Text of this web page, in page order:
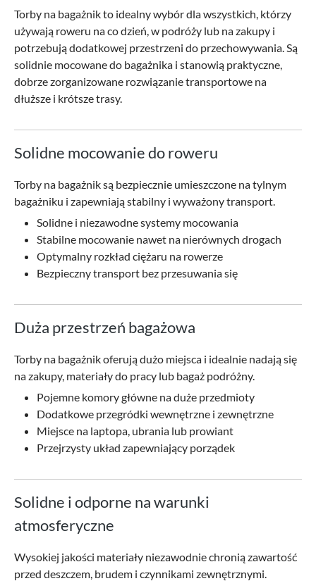
Torby na bagażnik to idealny wybór dla wszystkich, którzy
używają roweru na co dzień, w podróży lub na zakupy i
potrzebują dodatkowej przestrzeni do przechowywania. Są
solidnie mocowane do bagażnika i stanowią praktyczne,
dobrze zorganizowane rozwiązanie transportowe na
dłuższe i krótsze trasy.
Solidne mocowanie do roweru
Torby na bagażnik są bezpiecznie umieszczone na tylnym
bagażniku i zapewniają stabilny i wyważony transport.
Solidne i niezawodne systemy mocowania
Stabilne mocowanie nawet na nierównych drogach
Optymalny rozkład ciężaru na rowerze
Bezpieczny transport bez przesuwania się
Duża przestrzeń bagażowa
Torby na bagażnik oferują dużo miejsca i idealnie nadają się
na zakupy, materiały do pracy lub bagaż podróżny.
Pojemne komory główne na duże przedmioty
Dodatkowe przegródki wewnętrzne i zewnętrzne
Miejsce na laptopa, ubrania lub prowiant
Przejrzysty układ zapewniający porządek
Solidne i odporne na warunki
atmosferyczne
Wysokiej jakości materiały niezawodnie chronią zawartość
przed deszczem, brudem i czynnikami zewnętrznymi.